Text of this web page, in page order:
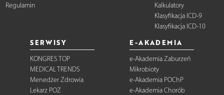
Regulamin
Kalkulatory
Klasyfikacja ICD-9
Klasyfikacja ICD-10
SERWISY
KONGRES TOP
MEDICAL TRENDS
Menedżer Zdrowia
Lekarz POZ
E-AKADEMIA
e-Akademia Zaburzeń
Mikrobioty
e-Akademia POChP
e-Akademia Chorób